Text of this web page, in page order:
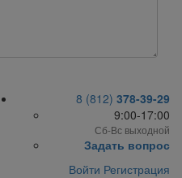
8 (812) 378-39-29
9:00-17:00
Сб-Вс выходной
Задать вопрос
Войти Регистрация